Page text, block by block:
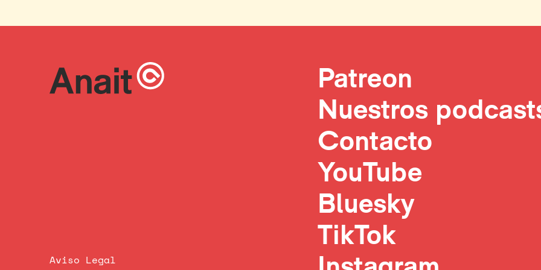
Aviso Legal
Patreon
Nuestros
Contacto
YouTube
Bluesky
TikTok